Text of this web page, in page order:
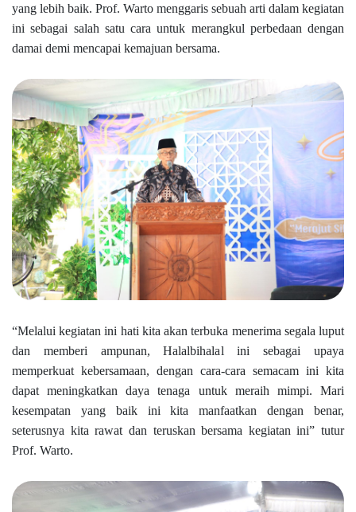
yang lebih baik. Prof. Warto menggaris sebuah arti dalam kegiatan
ini sebagai salah satu cara untuk merangkul perbedaan dengan
damai demi mencapai kemajuan bersama.
“Melalui kegiatan ini hati kita akan terbuka menerima segala luput
dan memberi ampunan, Halalbihalal ini sebagai upaya
memperkuat kebersamaan, dengan cara-cara semacam ini kita
dapat meningkatkan daya tenaga untuk meraih mimpi. Mari
kesempatan yang baik ini kita manfaatkan dengan benar,
seterusnya kita rawat dan teruskan bersama kegiatan ini” tutur
Prof. Warto.